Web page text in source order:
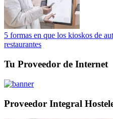
5 formas en que los kioskos de
restaurantes
Tu Proveedor de Internet
Proveedor Integral